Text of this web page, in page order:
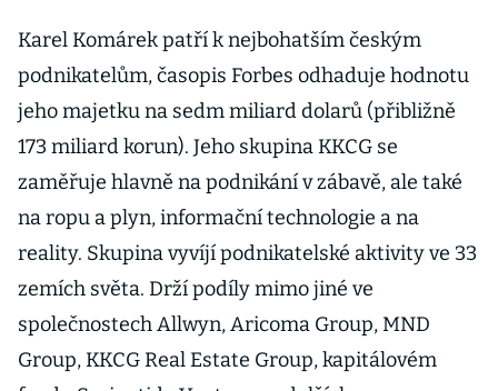
Karel Komárek patří k nejbohatším českým
podnikatelům, časopis Forbes odhaduje hodnotu
jeho majetku na sedm miliard dolarů (přibližně
173 miliard korun). Jeho skupina KKCG se
zaměřuje hlavně na podnikání v zábavě, ale také
na ropu a plyn, informační technologie a na
reality. Skupina vyvíjí podnikatelské aktivity ve 33
zemích světa. Drží podíly mimo jiné ve
společnostech Allwyn, Aricoma Group, MND
Group, KKCG Real Estate Group, kapitálovém